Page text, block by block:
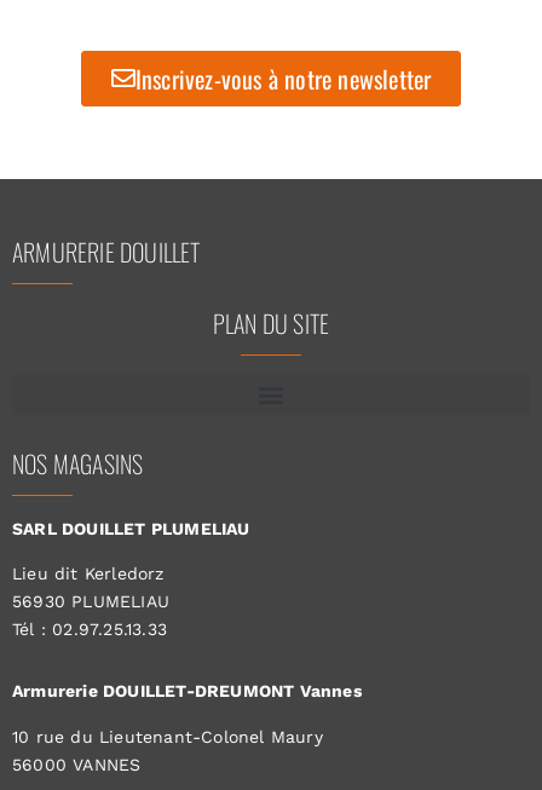
Inscrivez-vous à notre newsletter
ARMURERIE DOUILLET
PLAN DU SITE
NOS MAGASINS
SARL DOUILLET PLUMELIAU
Lieu dit Kerledorz
56930 PLUMELIAU
Tél : 02.97.25.13.33
Armurerie DOUILLET-DREUMONT Vannes
10 rue du Lieutenant-Colonel Maury
56000 VANNES